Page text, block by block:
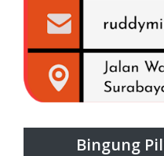
Bingung